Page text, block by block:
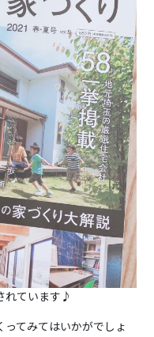
れています♪
てみてはいかがでしょ